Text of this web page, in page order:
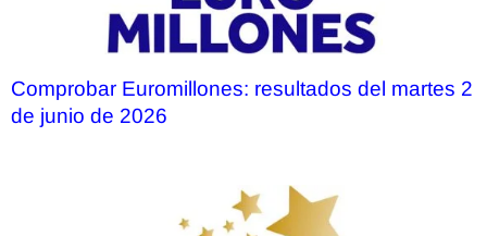
Comprobar Euromillones: resultados del martes 2
de junio de 2026